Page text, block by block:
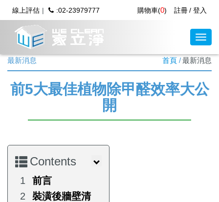
線上評估 :02-23979777 註冊 登入
購物車(0)
最新消息 首頁 最新消息
前5大最佳植物除甲醛效率大公
開
Contents
前言
裝潢後牆壁清